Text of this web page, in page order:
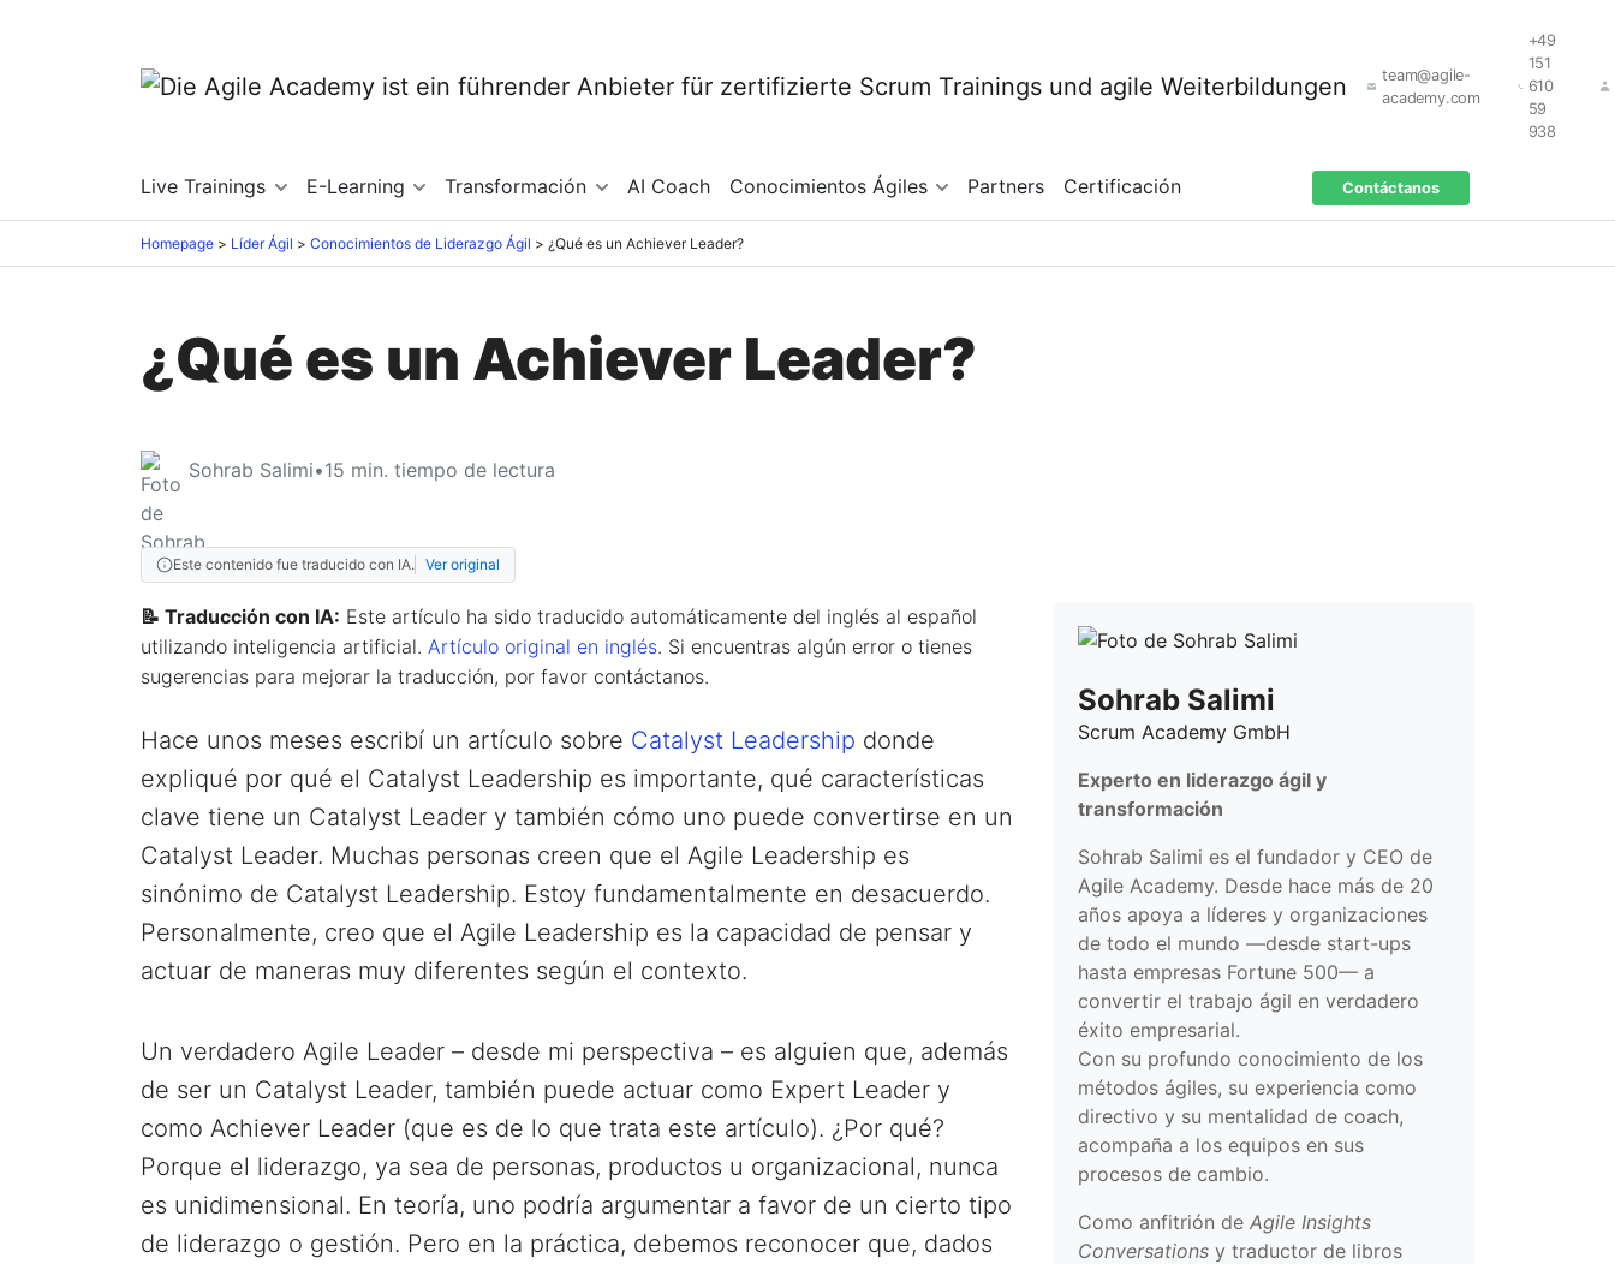
team@agile-
academy.com
+49
151
610
59
938
Live Trainings E-Learning Transformación AI Coach Conocimientos Ágiles Partners Certificación Contáctanos
Homepage Líder Ágil Conocimientos de Liderazgo Ágil ¿Qué es un Achiever Leader?
¿Qué es un Achiever Leader?
Sohrab Salimi•15 min. tiempo de lectura
Este contenido fue traducido con IA. Ver original
📝 Traducción con IA: Este artículo ha sido traducido automáticamente del inglés al español
utilizando inteligencia artificial. Artículo original en inglés. Si encuentras algún error o tienes
sugerencias para mejorar la traducción, por favor contáctanos.
Hace unos meses escribí un artículo sobre Catalyst Leadership donde
expliqué por qué el Catalyst Leadership es importante, qué características
clave tiene un Catalyst Leader y también cómo uno puede convertirse en un
Catalyst Leader. Muchas personas creen que el Agile Leadership es
sinónimo de Catalyst Leadership. Estoy fundamentalmente en desacuerdo.
Personalmente, creo que el Agile Leadership es la capacidad de pensar y
actuar de maneras muy diferentes según el contexto.
Un verdadero Agile Leader – desde mi perspectiva – es alguien que, además
de ser un Catalyst Leader, también puede actuar como Expert Leader y
como Achiever Leader (que es de lo que trata este artículo). ¿Por qué?
Porque el liderazgo, ya sea de personas, productos u organizacional, nunca
es unidimensional. En teoría, uno podría argumentar a favor de un cierto tipo
de liderazgo o gestión. Pero en la práctica, debemos reconocer que, dados
Sohrab Salimi
Scrum Academy GmbH
Experto en liderazgo ágil y
transformación
Sohrab Salimi es el fundador y CEO de
Agile Academy. Desde hace más de 20
años apoya a líderes y organizaciones
de todo el mundo —desde start-ups
hasta empresas Fortune 500— a
convertir el trabajo ágil en verdadero
éxito empresarial.
Con su profundo conocimiento de los
métodos ágiles, su experiencia como
directivo y su mentalidad de coach,
acompaña a los equipos en sus
procesos de cambio.
Como anfitrión de Agile Insights
Conversations y traductor de libros